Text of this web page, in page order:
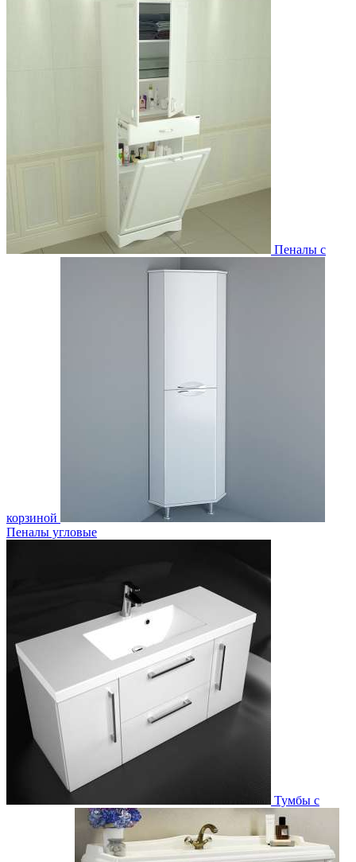
Пеналы с
корзиной
Пеналы угловые
Тумбы с